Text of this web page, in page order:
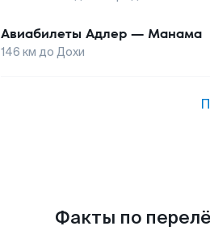
Авиабилеты Адлер — Манама
146 км до Дохи
Факты по